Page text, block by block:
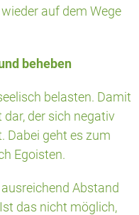
auf dem Wege
beheben
belasten. Damit
der sich negativ
Dabei geht es zum
Egoisten.
Abstand
das nicht möglich,